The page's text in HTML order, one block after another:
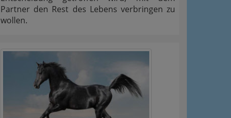
Partner den Rest des Lebens verbringen zu
wollen.